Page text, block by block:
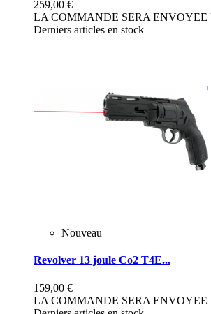
259,00 €
LA COMMANDE SERA ENVOYEE
Derniers articles en stock
Nouveau
Revolver 13 joule Co2 T4E...
159,00 €
LA COMMANDE SERA ENVOYEE